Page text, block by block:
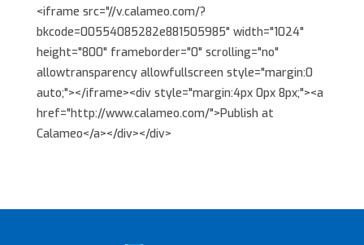
<iframe src="//v.calameo.com/?
bkcode=00554085282e881505985" width="1024"
height="800" frameborder="0" scrolling="no"
allowtransparency allowfullscreen style="margin:0
auto;"></iframe><div style="margin:4px 0px 8px;"><a
href="http://www.calameo.com/">Publish at
Calameo</a></div></div>